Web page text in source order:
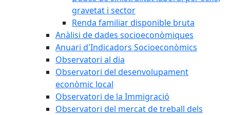
gravetat i sector
Renda familiar disponible bruta
Anàlisi de dades socioeconòmiques
Anuari d'Indicadors Socioeconòmics
Observatori al dia
Observatori del desenvolupament
econòmic local
Observatori de la Immigració
Observatori del mercat de treball dels